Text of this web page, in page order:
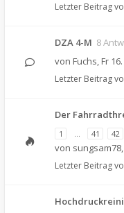
Letzter Beitrag
DZA 4-M 8
von Fuchs, Fr
Letzter Beitrag
Der
1 … 41 42
von sungsam78,
Letzter Beitrag